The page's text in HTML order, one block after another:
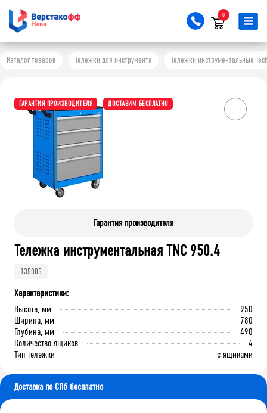
0
Каталог товаров Тележки для инструмента Тележки инструментальные
ГАРАНТИЯ ПРОИЗВОДИТЕЛЯ ДОСТАВИМ БЕСПЛАТНО
Гарантия производителя
Тележка инструментальная TNC 950.4
135005
Характеристики:
Высота, мм
950
Ширина, мм
780
Глубина, мм
490
Количество ящиков
4
Тип тележки
с ящиками
Доставка по СПб бесплатно